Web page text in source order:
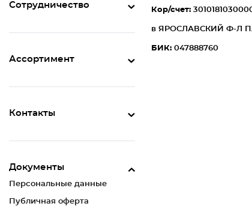
Сотрудничество
Ассортимент
Контакты
Документы
Персональные данные
Публичная оферта
Кор/счет:
в ЯРОСЛАВСКИЙ Ф-Л
БИК:047888760